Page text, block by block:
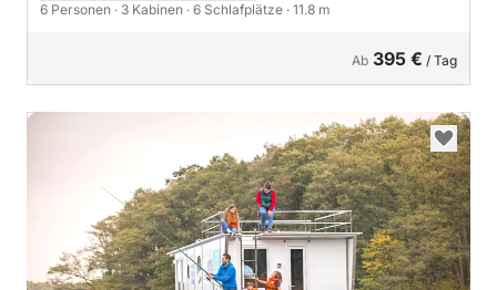
6 Personen · 3 Kabinen · 6 Schlafplätze · 11.8 m
Ab 395 € / Tag